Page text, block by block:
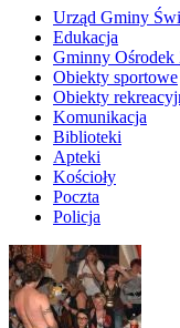
Urząd Gminy
Edukacja
Gminny Ośrodek
Obiekty sportowe
Obiekty
Komunikacja
Biblioteki
Apteki
Kościoły
Poczta
Policja